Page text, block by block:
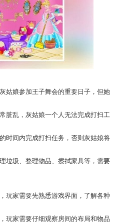
姑娘参加王子舞会的重要日子，但她
脏乱，灰姑娘一个人无法完成打扫工
时间内完成打扫任务，否则灰姑娘将
垃圾、整理物品、擦拭家具等，需要
玩家需要先熟悉游戏界面，了解各种
玩家需要仔细观察房间的布局和物品